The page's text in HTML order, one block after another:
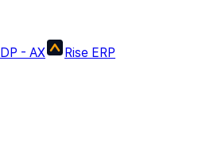
- AX Rise ERP